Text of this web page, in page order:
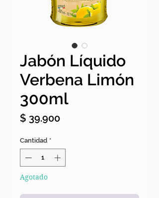
Jabón Líquido
Verbena Limón
300ml
$ 39.900Precio
Cantidad *
Agotado